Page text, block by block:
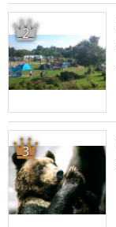
2
3